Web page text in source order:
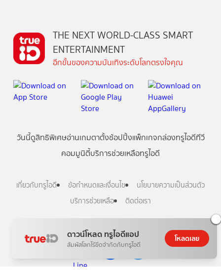
ดาวน์โหลด ทรูไอดีแอป
สัมผัสโลกไร้ขีดจำกัดกับทรูไอดี
โหลดเลย
Follow us
THE NEXT WORLD-CLASS SMART
ENTERTAINMENT
อีกขั้นของความบันเทิงระดับโลกตรงใจคุณ
วันนี้ดูสิทธิพิเศษอ่านเกมตาตั้งช้อปปิ้งแพ็กเกจกล่องทรูไอดีทีวี
คอมมูนิตี้บริการช่วยเหลือทรูไอดี
เกี่ยวกับทรูไอดี ข้อกำหนดและเงื่อนไข
นโยบายความเป็นส่วนตัว
บริการช่วยเหลือ
ติดต่อเรา